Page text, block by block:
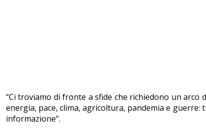
“Ci troviamo di fronte a sfide che richiedono un
energia, pace, clima, agricoltura, pandemia e
informazione".